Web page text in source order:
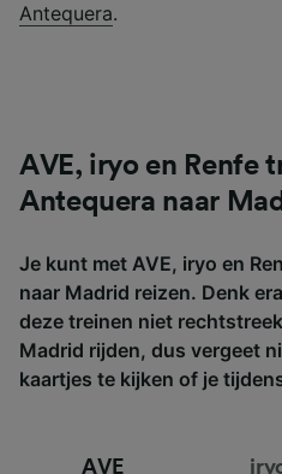
Antequera.
AVE, iryo en Renfe
Antequera naar
Je kunt met AVE, iryo en
naar Madrid reizen. Denk
deze treinen niet
Madrid rijden, dus vergeet
kaartjes te kijken of je
AVE